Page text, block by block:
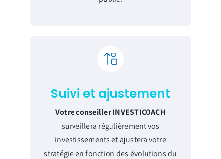
Suivi et ajustement
Votre conseiller INVESTICOACH
surveillera régulièrement vos
investissements et ajustera votre
stratégie en fonction des évolutions du